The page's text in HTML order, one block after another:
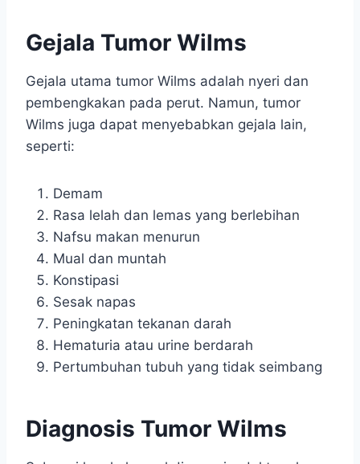
Gejala Tumor Wilms
Gejala utama tumor Wilms adalah nyeri dan
pembengkakan pada perut. Namun, tumor
Wilms juga dapat menyebabkan gejala lain,
seperti:
Demam
Rasa lelah dan lemas yang berlebihan
Nafsu makan menurun
Mual dan muntah
Konstipasi
Sesak napas
Peningkatan tekanan darah
Hematuria atau urine berdarah
Pertumbuhan tubuh yang tidak seimbang
Diagnosis Tumor Wilms